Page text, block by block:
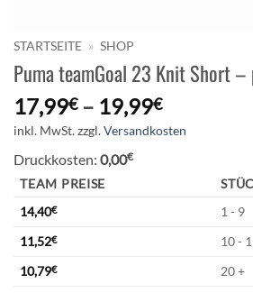
STARTSEITE » SHOP
Puma teamGoal 23 Knit Short
17,99€– 19,99€
inkl. MwSt.zzgl.Versandkosten
Druckkosten: 0,00€
TEAM PREISE
14,40€
1 - 9
11,52€
10 -
10,79€ 20 +